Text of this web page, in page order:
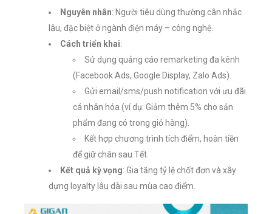
Nguyên nhân: Người tiêu dùng thường cân nhắc
lâu, đặc biệt ở ngành điện máy – công nghệ.
Cách triển khai:
Sử dụng quảng cáo remarketing đa kênh
(Facebook Ads, Google Display, Zalo Ads).
Gửi email/sms/push notification với ưu đãi
cá nhân hóa (ví dụ: Giảm thêm 5% cho sản
phẩm đang có trong giỏ hàng).
Kết hợp chương trình tích điểm, hoàn tiền
để giữ chân sau Tết.
Kết quả kỳ vọng: Gia tăng tỷ lệ chốt đơn và xây
dựng loyalty lâu dài sau mùa cao điểm.